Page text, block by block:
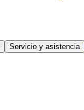
Servicio y asistencia